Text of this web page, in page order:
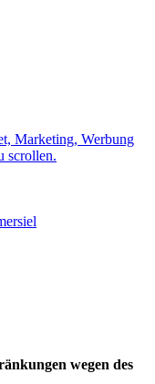
Marketing, Werbung
scrollen.
wegen des